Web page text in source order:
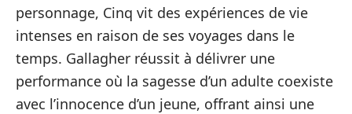
personnage, Cinq vit des expériences de vie
intenses en raison de ses voyages dans le
temps. Gallagher réussit à délivrer une
performance où la sagesse d’un adulte coexiste
avec l’innocence d’un jeune, offrant ainsi une